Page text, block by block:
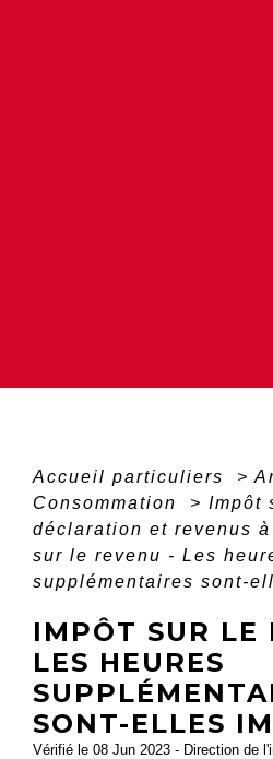
Accueil particuliers >
Consommation
> Impôt
déclaration et revenus
sur le revenu - Les
supplémentaires sont-
IMPÔT SUR LE
LES HEURES
SONT-ELLES
Vérifié le 08 Jun 2023 - Direction de